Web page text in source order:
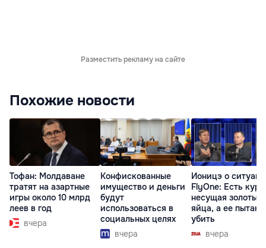
Разместить рекламу на сайте
Похожие новости
Тофан: Молдаване
тратят на азартные
игры около 10 млрд
леев в год
вчера
Конфискованные
имущество и деньги
будут
использоваться в
социальных целях
вчера
Ионицэ о
FlyOne: Есть
несущая золотые
яйца, а ее
убить
вчера